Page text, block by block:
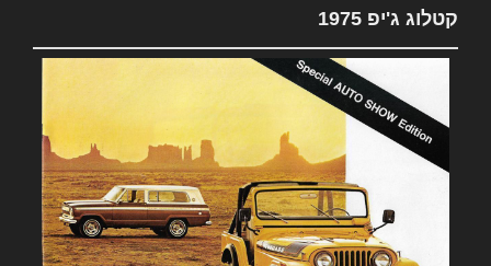
קטלוג ג'יפ 1975